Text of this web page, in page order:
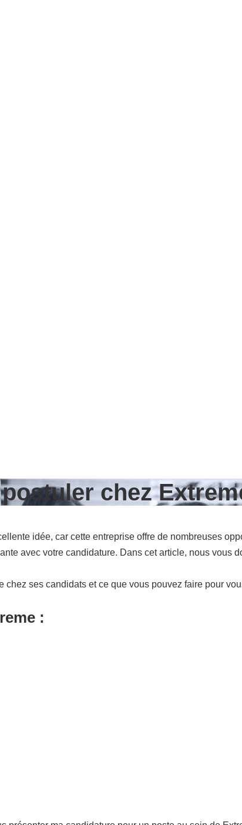
chez
idée, car cette entreprise offre de nombreuses
avec votre candidature. Dans cet article, nous vous
ses candidats et ce que vous pouvez faire pour
: